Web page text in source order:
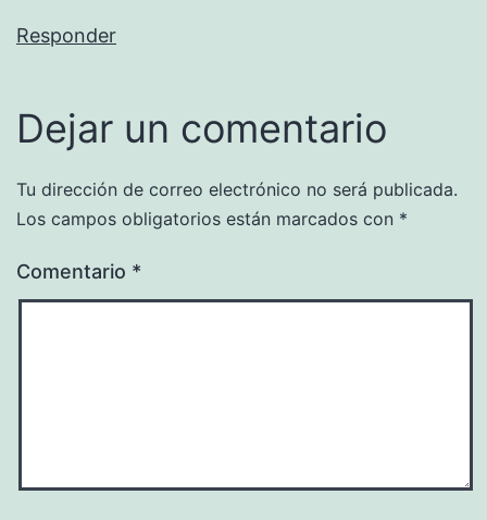
Responder
Dejar un comentario
Tu dirección de correo electrónico no será publicada.
Los campos obligatorios están marcados con *
Comentario *